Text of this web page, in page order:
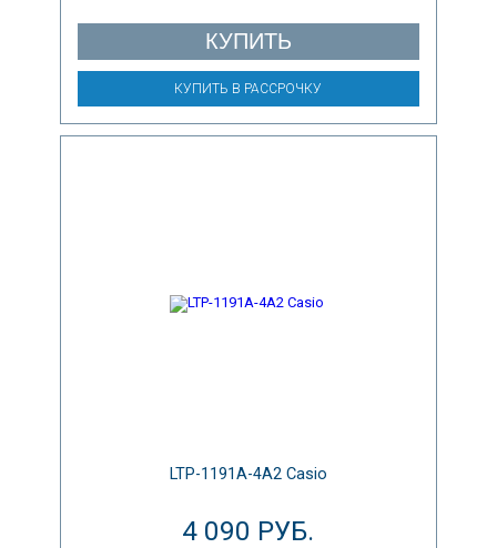
КУПИТЬ
КУПИТЬ В РАССРОЧКУ
LTP-1191A-4A2 Casio
4 090 РУБ.